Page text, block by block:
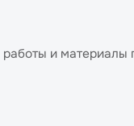
работы и материалы